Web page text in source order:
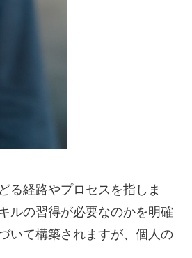
る経路やプロセスを指しま
ルの習得が必要なのかを明確
いて構築されますが、個人の